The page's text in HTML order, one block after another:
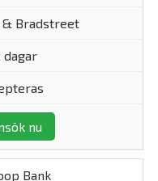
& Bradstreet
dagar
nu